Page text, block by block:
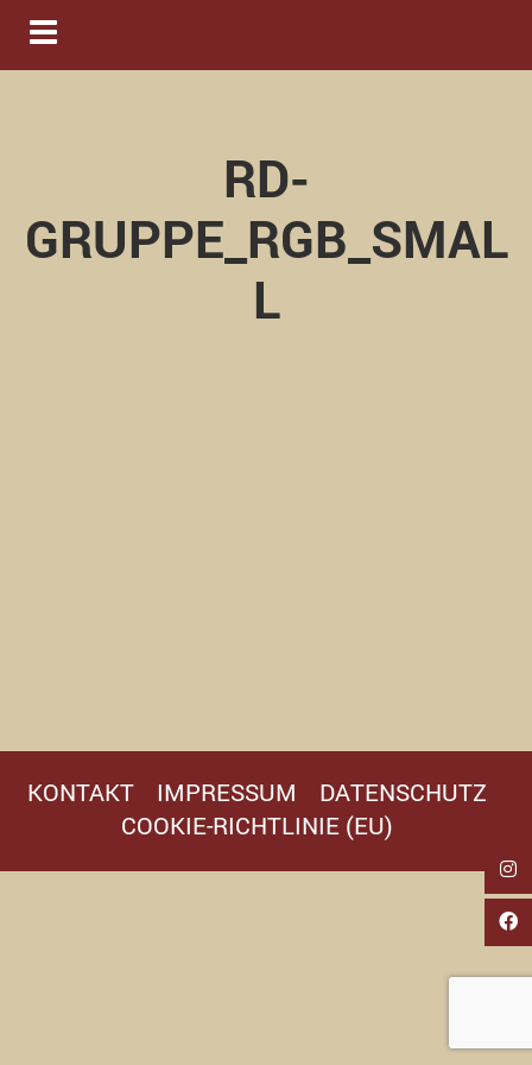
Navigation ein-/ausblenden
RD-
GRUPPE_RGB_SMAL
L
KONTAKT IMPRESSUM
DATENSCHUTZ
COOKIE-RICHTLINIE (EU)